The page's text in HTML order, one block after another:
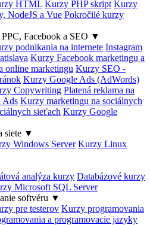
HTML Kurzy PHP skript Kurzy
NodeJS a Vue Pokročilé kurzy
Facebook a SEO ▼
podnikania na internete Instagram
Kurzy Facebook marketingu a
online marketingu Kurzy SEO -
Kurzy Google Ads (AdWords)
Copywriting Platená reklama na
Ads Kurzy marketingu na sociálnych
sieťach Kurzy Google
siete ▼
Windows Server Kurzy Linux
analýza kurzy Databázové kurzy
Microsoft SQL Server
softvéru ▼
pre testerov Kurzy programovania
a programovacie jazyky